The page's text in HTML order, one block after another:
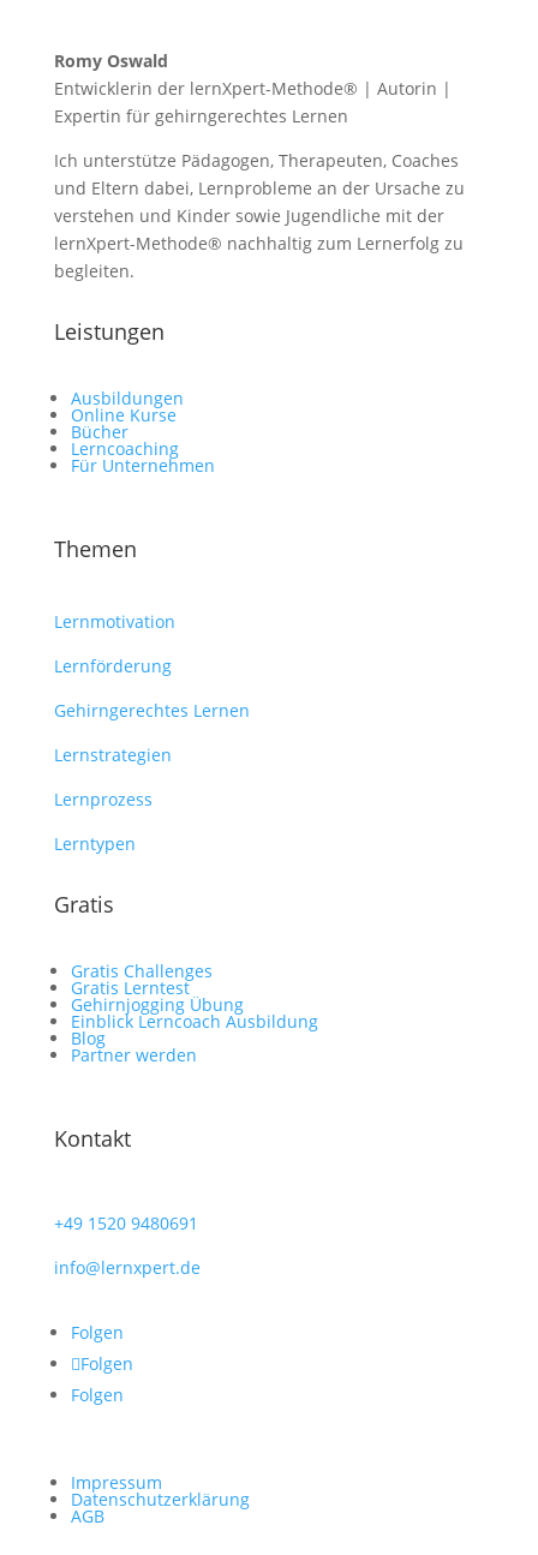
Romy Oswald
Entwicklerin der lernXpert-Methode® | Autorin |
Expertin für gehirngerechtes Lernen
Ich unterstütze Pädagogen, Therapeuten, Coaches
und Eltern dabei, Lernprobleme an der Ursache zu
verstehen und Kinder sowie Jugendliche mit der
lernXpert-Methode® nachhaltig zum Lernerfolg zu
begleiten.
Leistungen
Ausbildungen
Online Kurse
Bücher
Lerncoaching
Für Unternehmen
Themen
Lernmotivation
Lernförderung
Gehirngerechtes Lernen
Lernstrategien
Lernprozess
Lerntypen
Gratis
Gratis Challenges
Gratis Lerntest
Gehirnjogging Übung
Einblick Lerncoach Ausbildung
Blog
Partner werden
Kontakt
+49 1520 9480691
info@lernxpert.de
Folgen
Folgen
Folgen
Impressum
Datenschutzerklärung
AGB